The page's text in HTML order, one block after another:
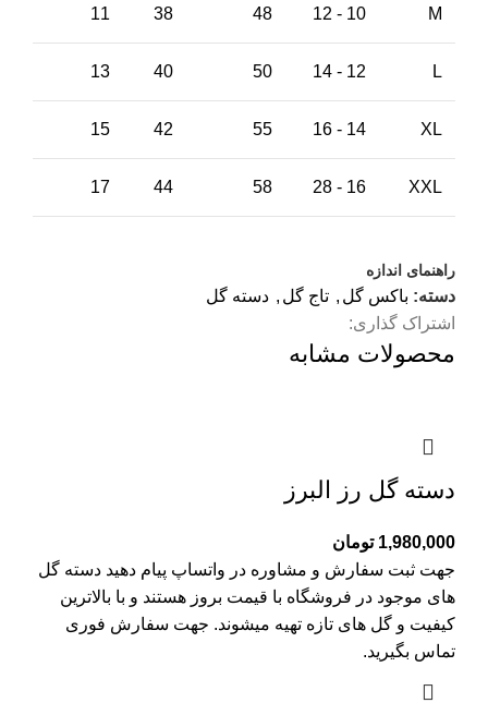
M
10 - 12
48
38
11
L
12 - 14
50
40
13
XL
14 - 16
55
42
15
XXL
16 - 28
58
44
17
راهنمای اندازه
دسته: باکس گل , تاج گل , دسته گل
اشتراک گذاری:
محصولات مشابه
دسته گل رز البرز
1,980,000 تومان
جهت ثبت سفارش و مشاوره در واتساپ پیام دهید دسته گل
های موجود در فروشگاه با قیمت بروز هستند و با بالاترین
کیفیت و گل های تازه تهیه میشوند. جهت سفارش فوری
تماس بگیرید.